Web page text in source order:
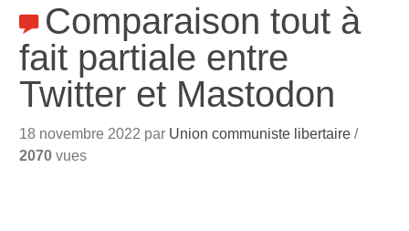
Comparaison tout à
fait partiale entre
Twitter et Mastodon
18 novembre 2022 par Union communiste libertaire /
2070 vues